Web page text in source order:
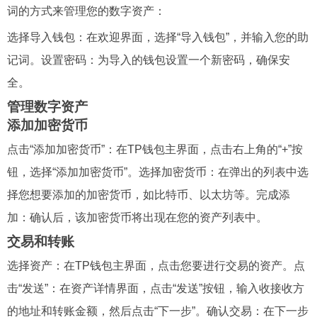
词的方式来管理您的数字资产：
选择导入钱包：在欢迎界面，选择“导入钱包”，并输入您的助
记词。设置密码：为导入的钱包设置一个新密码，确保安
全。
管理数字资产
添加加密货币
点击“添加加密货币”：在TP钱包主界面，点击右上角的“+”按
钮，选择“添加加密货币”。选择加密货币：在弹出的列表中选
择您想要添加的加密货币，如比特币、以太坊等。完成添
加：确认后，该加密货币将出现在您的资产列表中。
交易和转账
选择资产：在TP钱包主界面，点击您要进行交易的资产。点
击“发送”：在资产详情界面，点击“发送”按钮，输入收接收方
的地址和转账金额，然后点击“下一步”。确认交易：在下一步